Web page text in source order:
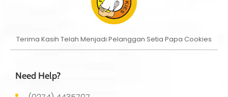
Need Help?
Terima Kasih Telah Menjadi Pelanggan Setia Papa Cookies